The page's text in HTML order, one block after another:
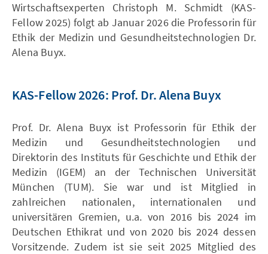
Wirtschaftsexperten Christoph M. Schmidt (KAS-
Fellow 2025) folgt ab Januar 2026 die Professorin für
Ethik der Medizin und Gesundheitstechnologien Dr.
Alena Buyx.
KAS-Fellow 2026: Prof. Dr. Alena Buyx
Prof. Dr. Alena Buyx ist Professorin für Ethik der
Medizin und Gesundheitstechnologien und
Direktorin des Instituts für Geschichte und Ethik der
Medizin (IGEM) an der Technischen Universität
München (TUM). Sie war und ist Mitglied in
zahlreichen nationalen, internationalen und
universitären Gremien, u.a. von 2016 bis 2024 im
Deutschen Ethikrat und von 2020 bis 2024 dessen
Vorsitzende. Zudem ist sie seit 2025 Mitglied des